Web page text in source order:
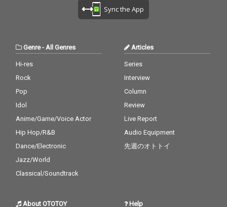
Sync the App
Genre- All Genres
Hi-res
Rock
Pop
Idol
Anime/Game/Voice Actor
Hip Hop/R&B
Dance/Electronic
Jazz/World
Classical/Soundtrack
Articles
Series
Interview
Column
Review
Live Report
Audio Equipment
先週のオトトイ
About OTOTOY Help